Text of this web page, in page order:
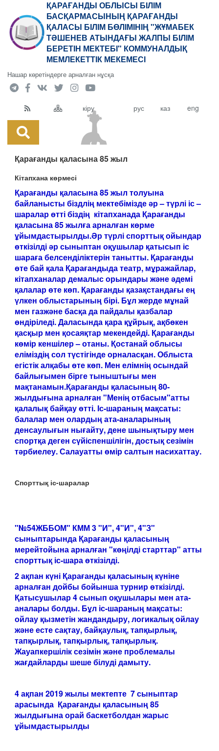
ҚАРАҒАНДЫ ОБЛЫСЫ БІЛІМ
БАСҚАРМАСЫНЫҢ ҚАРАҒАНДЫ
ҚАЛАСЫ БІЛІМ БӨЛІМІНІҢ "ЖҰМАБЕК
ТӘШЕНЕВ АТЫНДАҒЫ ЖАЛПЫ БІЛІМ
БЕРЕТІН МЕКТЕБІ" КОММУНАЛДЫҚ
МЕМЛЕКЕТТІК МЕКЕМЕСІ
Нашар көретіндерге арналған нұсқа
кіру рус каз eng
Қарағанды қаласына 85 жыл
Кітапхана көрмесі
Қарағанды қаласына 85 жыл толуына
байланысты біздлің мектебімізде әр – түрлі іс –
шаралар өтті біздің кітапханада Қарағанды
қаласына 85 жылға арналған көрме
ұйымдастырылды.Әр түрлі спорттық ойындар
өткізілді әр сыныптан оқушылар қатысып іс
шараға белсенділіктерін танытты. Қарағанды
өте бай қала Қарағандыда театр, мұражайлар,
кітапханалар демалыс орындары және әдемі
қалалар өте көп. Қарағанды қазақстандағы ең
үлкен облыстарының бірі. Бұл жерде мұнай
мен газжәне басқа да пайдалы қазбалар
өндіріледі. Даласында қара құйрық, ақбөкен
қасқыр мен қосаяқтар мекендейді. Қарағанды
көмір кеншілер – отаны. Қостанай облысы
еліміздің сол түстігінде орналасқан. Облыста
егістік алқабы өте көп. Мен елімнің осындай
байлығымен бірге тыныштығы мен
мақтанамын.Қарағанды қаласының 80-
жылдығына арналған "Менің отбасым"атты
қалалық байқау өтті. Іс-шараның мақсаты:
балалар мен олардың ата-аналарының
денсаулығын нығайту, дене шынықтыру мен
спортқа деген сүйіспеншілігін, достық сезімін
тәрбиелеу. Салауатты өмір салтын насихаттау.
Спорттық іс-шаралар
"№54ЖББОМ" КММ 3 "И", 4"И", 4"З"
сыныптарында Қарағанды қаласының
мерейтойына арналған "көңілді старттар" атты
спорттық іс-шара өткізілді.
2 ақпан күні Қарағанды қаласының күніне
арналған дойбы бойынша турнир өткізілді.
Қатысушылар 4 сынып оқушылары мен ата-
аналары болды. Бұл іс-шараның мақсаты:
ойлау қызметін жандандыру, логикалық ойлау
және есте сақтау, байқаулық,тапқырлық,
тапқырлық, тапқырлық, тапқырлық.
Жауапкершілік сезімін және проблемалы
жағдайларды шеше білуді дамыту.
4 ақпан 2019 жылы мектепте 7 сыныптар
арасында Қарағанды қаласының 85
жылдығына орай баскетболдан жарыс
ұйымдастырылды